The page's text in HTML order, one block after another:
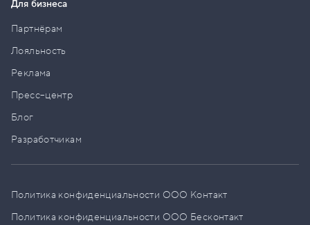
Для бизнеса
Партнёрам
Лояльность
Реклама
Пресс–центр
Блог
Разработчикам
Политика конфиденциальности ООО Контакт
Политика конфиденциальности ООО Бесконтакт